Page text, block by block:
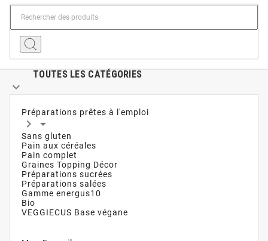
TOUTES LES CATÉGORIES

Préparations prêtes à l'emploi
 
Sans gluten
Pain aux céréales
Pain complet
Graines Topping Décor
Préparations sucrées
Préparations salées
Gamme energus10
Bio
VEGGIECUS Base végane